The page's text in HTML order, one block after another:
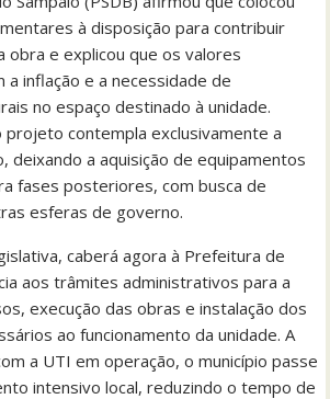
à disposição para contribuir
obra e explicou que os valores
inflação e a necessidade de
no espaço destinado à unidade.
projeto contempla exclusivamente a
deixando a aquisição de equipamentos
fases posteriores, com busca de
esferas de governo.
caberá agora à Prefeitura de
aos trâmites administrativos para a
execução das obras e instalação dos
ao funcionamento da unidade. A
a UTI em operação, o município passe
intensivo local, reduzindo o tempo de